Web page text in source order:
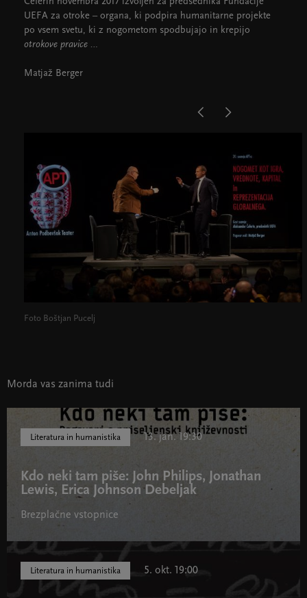
UEFA za otroke – organa, ki podpira humanitarne projekte
po vsem svetu, ki z nogometom spodbujajo in krepijo
otrokove pravice …
Matjaž Berger
Foto Boštjan Pucelj
Morda vas zanima tudi
Literatura in humanistika 13. jan. 19:30
Kdo neki tam piše: John Philips, Jonathan
Lewis, Erica Johnson Debeljak
Brezplačne vstopnice
Literatura in humanistika 5. okt. 19:00